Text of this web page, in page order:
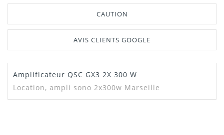
CAUTION
AVIS CLIENTS GOOGLE
Manuel /
Notice
Télécharger Dans L'onglet
"Téléchargement"
Amplificateur QSC GX3 2X 300 W
Location, ampli sono 2x300w Marseille